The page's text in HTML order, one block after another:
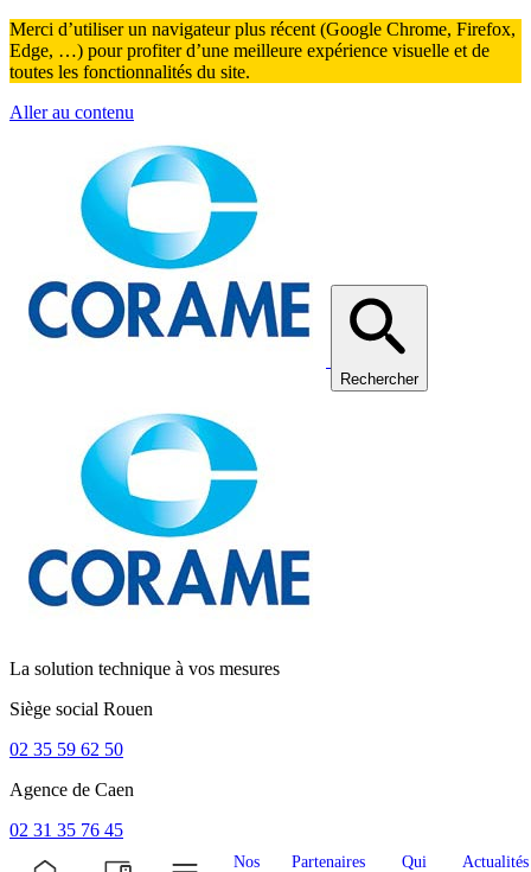
Merci d’utiliser un navigateur plus récent (Google Chrome, Firefox,
Edge, …) pour profiter d’une meilleure expérience visuelle et de
toutes les fonctionnalités du site.
Aller au contenu
Rechercher
La solution technique à vos mesures
Siège social Rouen
02 35 59 62 50
Agence de Caen
02 31 35 76 45
Nos
Partenaires
Qui
Actualités